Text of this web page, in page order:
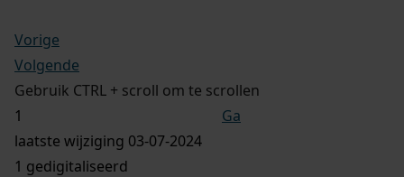
Vorige
Volgende
Gebruik CTRL + scroll om te scrollen
Ga
laatste wijziging 03-07-2024
1 gedigitaliseerd